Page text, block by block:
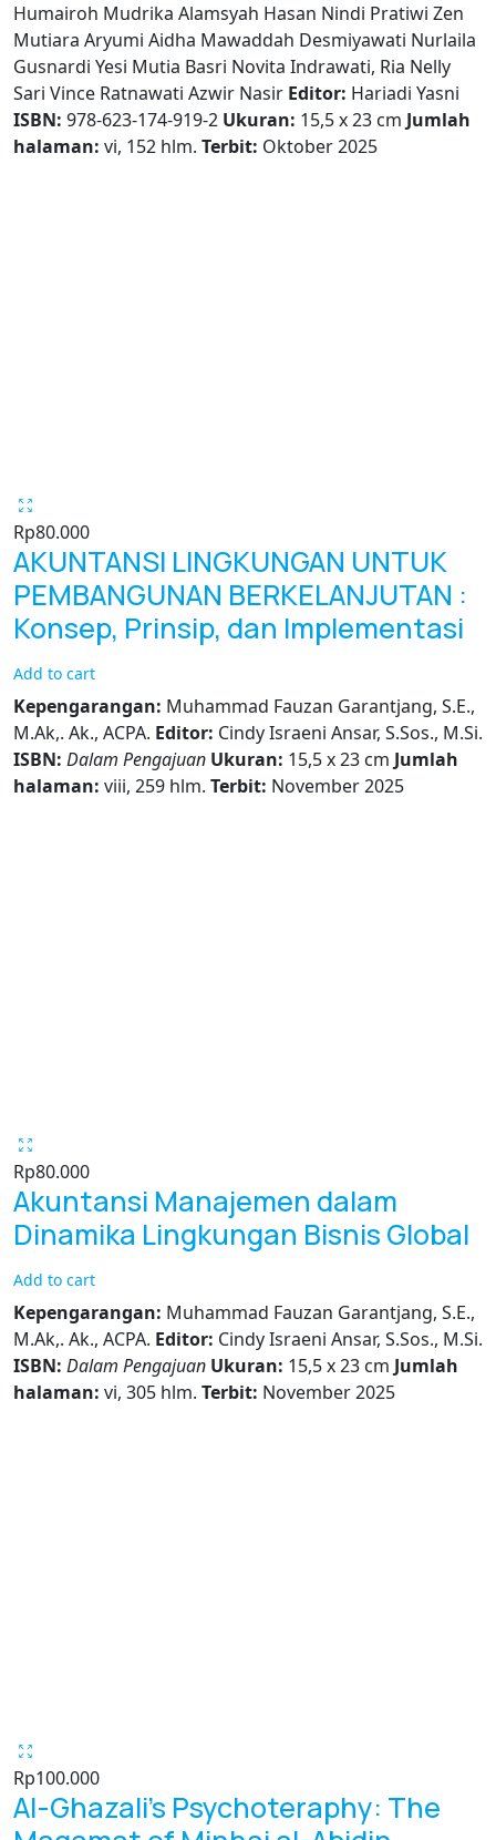
Humairoh Mudrika Alamsyah Hasan Nindi Pratiwi Zen
Mutiara Aryumi Aidha Mawaddah Desmiyawati Nurlaila
Gusnardi Yesi Mutia Basri Novita Indrawati, Ria Nelly
Sari Vince Ratnawati Azwir Nasir Editor: Hariadi Yasni
ISBN: 978-623-174-919-2 Ukuran: 15,5 x 23 cm Jumlah
halaman: vi, 152 hlm. Terbit: Oktober 2025
Rp80.000
AKUNTANSI LINGKUNGAN UNTUK
PEMBANGUNAN BERKELANJUTAN :
Konsep, Prinsip, dan Implementasi
Add to cart
Kepengarangan: Muhammad Fauzan Garantjang, S.E.,
M.Ak,. Ak., ACPA. Editor: Cindy Israeni Ansar, S.Sos., M.Si.
ISBN: Dalam Pengajuan Ukuran: 15,5 x 23 cm Jumlah
halaman: viii, 259 hlm. Terbit: November 2025
Rp80.000
Akuntansi Manajemen dalam
Dinamika Lingkungan Bisnis Global
Add to cart
Kepengarangan: Muhammad Fauzan Garantjang, S.E.,
M.Ak,. Ak., ACPA. Editor: Cindy Israeni Ansar, S.Sos., M.Si.
ISBN: Dalam Pengajuan Ukuran: 15,5 x 23 cm Jumlah
halaman: vi, 305 hlm. Terbit: November 2025
Rp100.000
Al-Ghazali’s Psychoteraphy: The